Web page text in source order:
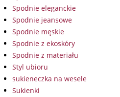
Spodnie eleganckie
Spodnie jeansowe
Spodnie męskie
Spodnie z ekoskóry
Spodnie z materiału
Styl ubioru
sukieneczka na wesele
Sukienki